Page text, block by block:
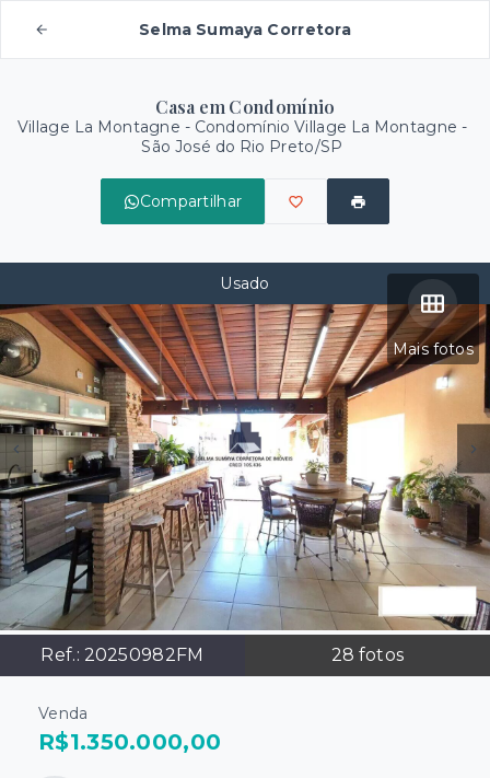
Selma Sumaya Corretora
Casa em Condomínio
Village La Montagne - Condomínio Village La Montagne -
São José do Rio Preto/SP
Compartilhar
Mais fotos
Ref.: 20250982FM 28 fotos
Usado
Venda
R$1.350.000,00